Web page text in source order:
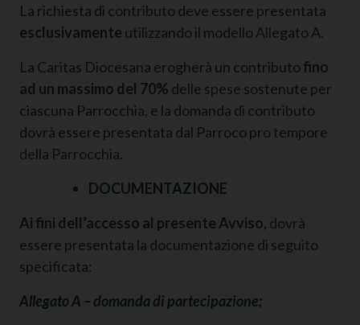
La richiesta di contributo deve essere presentata
esclusivamente utilizzando il modello Allegato A.
La Caritas Diocesana erogherà un contributo fino
ad un massimo del 70% delle spese sostenute per
ciascuna Parrocchia, e la domanda di contributo
dovrà essere presentata dal Parroco pro tempore
della Parrocchia.
DOCUMENTAZIONE
Ai fini dell’accesso al presente Avviso, dovrà
essere presentata la documentazione di seguito
specificata:
Allegato A – domanda di partecipazione;